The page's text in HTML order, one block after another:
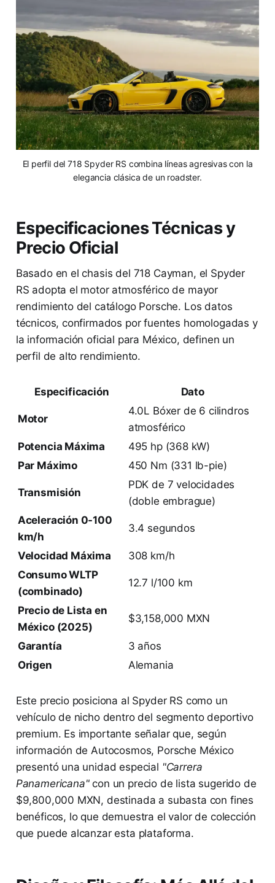
El perfil del 718 Spyder RS combina líneas agresivas con la
elegancia clásica de un roadster.
Especificaciones Técnicas y
Precio Oficial
Basado en el chasis del 718 Cayman, el Spyder
RS adopta el motor atmosférico de mayor
rendimiento del catálogo Porsche. Los datos
técnicos, confirmados por fuentes homologadas y
la información oficial para México, definen un
perfil de alto rendimiento.
Especificación Dato
Motor
4.0L Bóxer de 6 cilindros
atmosférico
Potencia Máxima
495 hp (368 kW)
Par Máximo
450 Nm (331 lb-pie)
Transmisión
PDK de 7 velocidades
(doble embrague)
Aceleración 0-100
km/h
3.4 segundos
Velocidad Máxima
308 km/h
Consumo WLTP
(combinado)
12.7 l/100 km
Precio de Lista en
México (2025)
$3,158,000 MXN
Garantía
3 años
Origen
Alemania
Este precio posiciona al Spyder RS como un
vehículo de nicho dentro del segmento deportivo
premium. Es importante señalar que, según
información de Autocosmos, Porsche México
presentó una unidad especial "Carrera
Panamericana"con un precio de lista sugerido de
$9,800,000 MXN, destinada a subasta con fines
benéficos, lo que demuestra el valor de colección
que puede alcanzar esta plataforma.